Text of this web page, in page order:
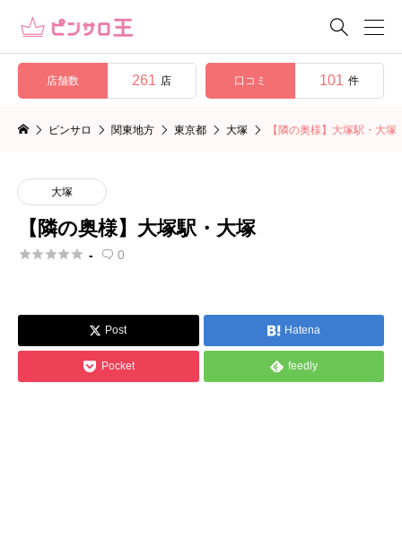

店舗数 261 店 口コミ 101 件
ピンサロ 関東地方 東京都 大塚 【隣の奥様】大塚駅・大塚
大塚
【隣の奥様】大塚駅・大塚
 -  0
 Post  Hatena
 Pocket  feedly